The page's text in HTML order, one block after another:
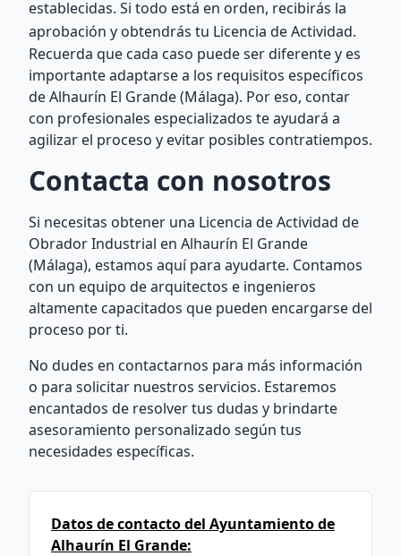
establecidas. Si todo está en orden, recibirás la
aprobación y obtendrás tu Licencia de Actividad.
Recuerda que cada caso puede ser diferente y es
importante adaptarse a los requisitos específicos
de Alhaurín El Grande (Málaga). Por eso, contar
con profesionales especializados te ayudará a
agilizar el proceso y evitar posibles contratiempos.
Contacta con nosotros
Si necesitas obtener una Licencia de Actividad de
Obrador Industrial en Alhaurín El Grande
(Málaga), estamos aquí para ayudarte. Contamos
con un equipo de arquitectos e ingenieros
altamente capacitados que pueden encargarse del
proceso por ti.
No dudes en contactarnos para más información
o para solicitar nuestros servicios. Estaremos
encantados de resolver tus dudas y brindarte
asesoramiento personalizado según tus
necesidades específicas.
Datos de contacto del Ayuntamiento de
Alhaurín El Grande: